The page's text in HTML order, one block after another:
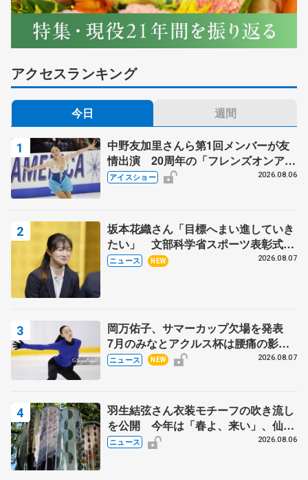
アクセスランキング
今日 週間
中野友加里さんら第1回メンバーが友
情出演 20周年の「フレンズオンアイ
ス」 宮本賢二さん、有川梨絵さん、
アイスショー 2026.08.06
坂本花織さん「目標へまい進していき
たい」 文部科学省スポーツ表彰式で
代表謝辞
ニュース NEW 2026.08.07
岡万佑子、サマーカップ欠場を発表
7月のみなとアクルス杯は腰痛の影響
で
ニュース NEW 2026.08.07
羽生結弦さん衣装モチーフの吹き流し
を公開 今年は「春よ、来い」、仙台
の瑞鳳殿
ニュース 2026.08.06